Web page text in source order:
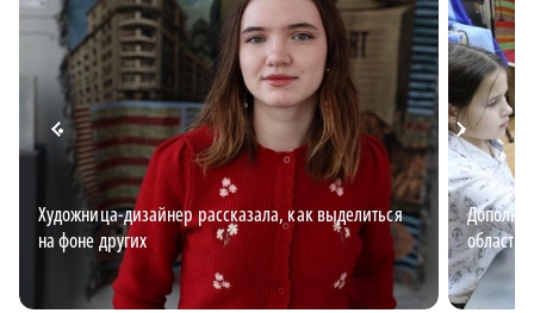
Художница-дизайнер рассказала, как выделиться
на фоне других
области: